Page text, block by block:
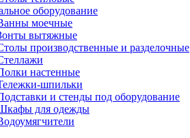
оборудование
моечные
вытяжные
производственные и разделочные
настенные
шпильки
и стенды под оборудование
для одежды